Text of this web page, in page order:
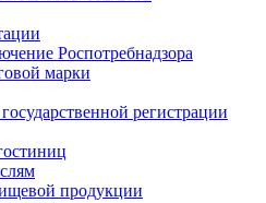
Роспотребнадзора
марки
регистрации
продукции